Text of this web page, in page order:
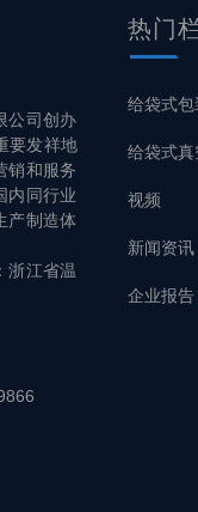
公司创办
要发祥地
销和服务
内同行业
产制造体
浙江省温
热门
给袋式包
给袋式
视频
新闻资讯
企业报告